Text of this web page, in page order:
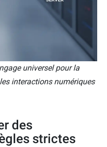
universel pour la
interactions numériques
des
strictes